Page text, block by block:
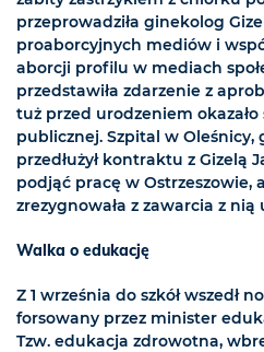
przeprowadziła ginekolog
proaborcyjnych mediów i
aborcji profilu w mediach
przedstawiła zdarzenie z
tuż przed urodzeniem
publicznej. Szpital w Oleśnicy,
przedłużył kontraktu z Gizelą
podjąć pracę w Ostrzeszowie,
zrezygnowała z zawarcia z nią
Walka o edukację
Z 1 września do szkół wszedł
forsowany przez minister
Tzw. edukacja zdrowotna,